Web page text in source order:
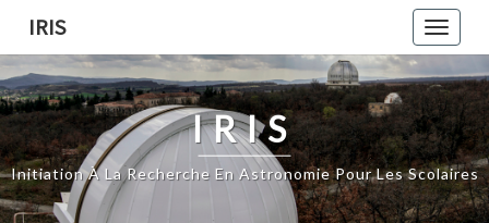
content
Toggle
IRIS
IRIS
Initiation À La Recherche En Astronomie Pour Les Scolaires